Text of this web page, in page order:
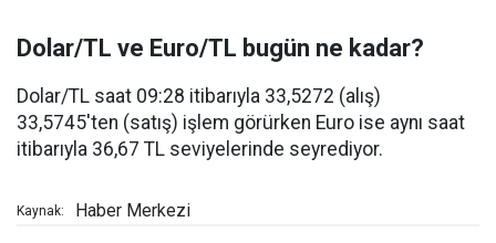
Dolar/TL ve Euro/TL bugün ne kadar?
Dolar/TL saat 09:28 itibarıyla 33,5272 (alış)
33,5745'ten (satış) işlem görürken Euro ise aynı saat
itibarıyla 36,67 TL seviyelerinde seyrediyor.
Kaynak: Haber Merkezi